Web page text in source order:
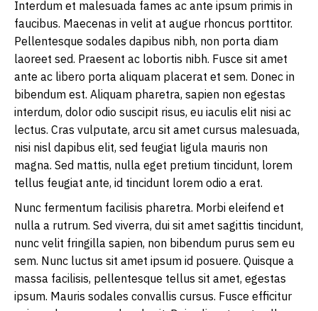
Interdum et malesuada fames ac ante ipsum primis in
faucibus. Maecenas in velit at augue rhoncus porttitor.
Pellentesque sodales dapibus nibh, non porta diam
laoreet sed. Praesent ac lobortis nibh. Fusce sit amet
ante ac libero porta aliquam placerat et sem. Donec in
bibendum est. Aliquam pharetra, sapien non egestas
interdum, dolor odio suscipit risus, eu iaculis elit nisi ac
lectus. Cras vulputate, arcu sit amet cursus malesuada,
nisi nisl dapibus elit, sed feugiat ligula mauris non
magna. Sed mattis, nulla eget pretium tincidunt, lorem
tellus feugiat ante, id tincidunt lorem odio a erat.
Nunc fermentum facilisis pharetra. Morbi eleifend et
nulla a rutrum. Sed viverra, dui sit amet sagittis tincidunt,
nunc velit fringilla sapien, non bibendum purus sem eu
sem. Nunc luctus sit amet ipsum id posuere. Quisque a
massa facilisis, pellentesque tellus sit amet, egestas
ipsum. Mauris sodales convallis cursus. Fusce efficitur